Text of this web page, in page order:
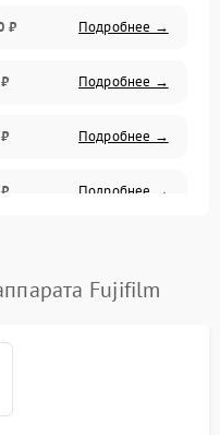
₽ Подробнее →
Подробнее →
Подробнее →
Подробнее →
Fujifilm